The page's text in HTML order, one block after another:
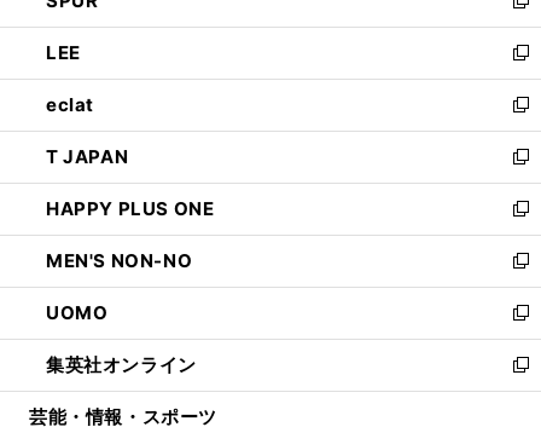
開
く
ウ
で
開
く
ン
ド
ウ
で
開
く
い
ウ
ィ
ン
ド
ウ
で
開
く
新
し
い
ウ
ィ
ン
ド
ウ
で
開
く
LEE
新
し
い
ウ
ィ
ン
ド
ウ
で
開
く
eclat
新
し
い
ウ
ィ
ン
ド
ウ
で
開
く
T JAPAN
新
し
い
ウ
ィ
ン
ド
ウ
で
開
HAPPY PLUS ONE
新
し
い
ウ
ィ
ン
ド
ウ
MEN'S NON-NO
新
し
い
ウ
ィ
ン
UOMO
新
し
い
ウ
集英社オンライン
新
し
芸能・情報・スポーツ